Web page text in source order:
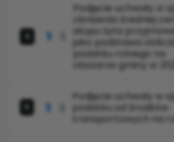
Podjęcie uchwały w
obniżenia średniej
skupu żyta
jako podstawa
podatku rolnego na
obszarze gminy w
Podjęcie uchwały w
podatku od środków